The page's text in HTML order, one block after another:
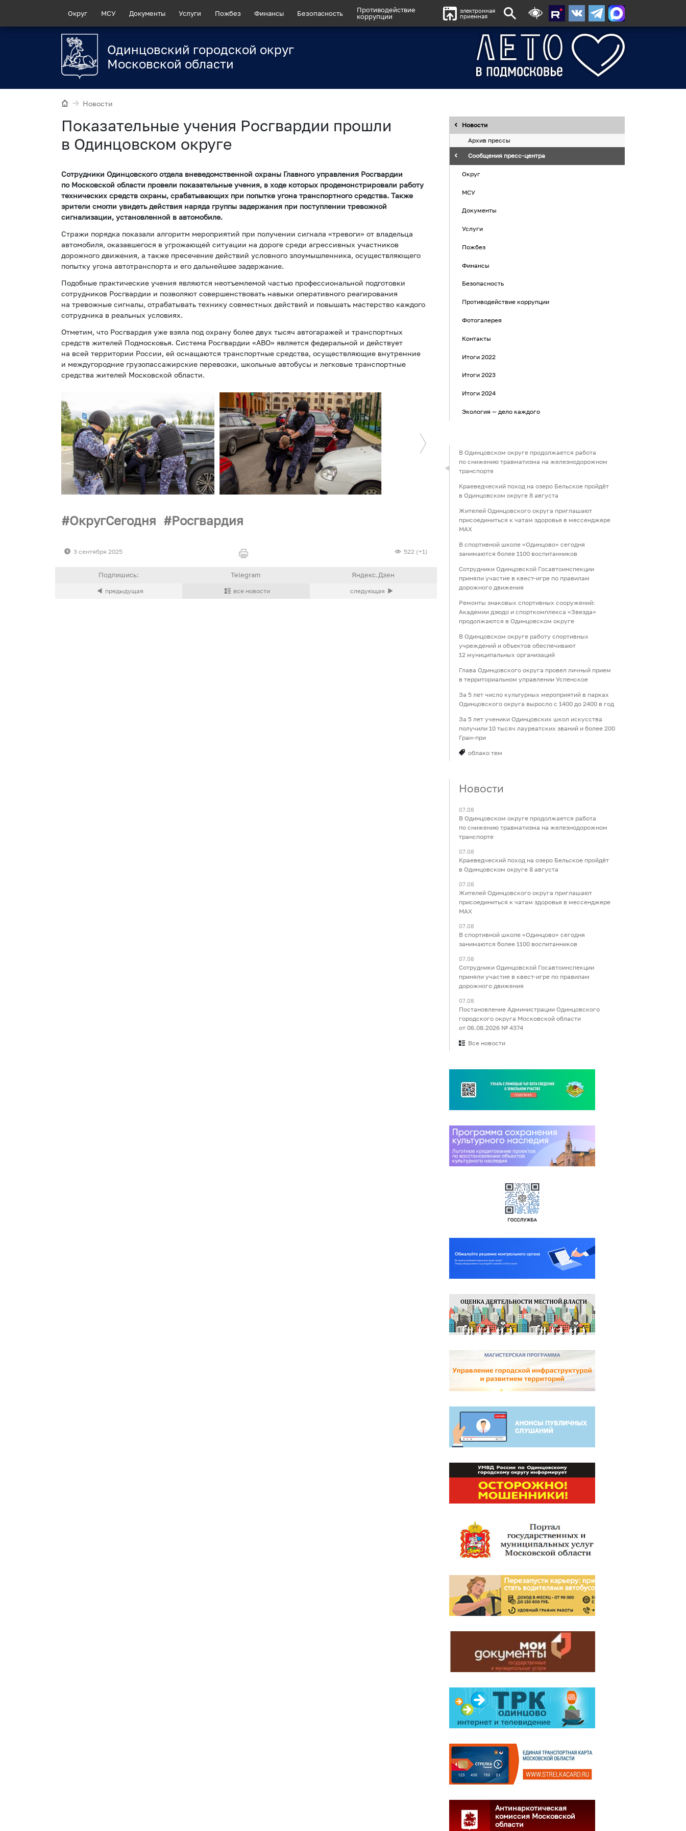
Округ МСУ Документы Услуги Пожбез Финансы Безопасность
Противодействие
коррупции
электронная
приемная
Одинцовский городской округ
Московской области
Новости
Показательные учения Росгвардии прошли
в Одинцовском округе
Сотрудники Одинцовского отдела вневедомственной охраны Главного управления Росгвардии
по Московской области провели показательные учения, в ходе которых продемонстрировали работу
технических средств охраны, срабатывающих при попытке угона транспортного средства. Также
зрители смогли увидеть действия наряда группы задержания при поступлении тревожной
сигнализации, установленной в автомобиле.
Стражи порядка показали алгоритм мероприятий при получении сигнала «тревоги» от владельца
автомобиля, оказавшегося в угрожающей ситуации на дороге среди агрессивных участников
дорожного движения, а также пресечение действий условного злоумышленника, осуществляющего
попытку угона автотранспорта и его дальнейшее задержание.
Подобные практические учения являются неотъемлемой частью профессиональной подготовки
сотрудников Росгвардии и позволяют совершенствовать навыки оперативного реагирования
на тревожные сигналы, отрабатывать технику совместных действий и повышать мастерство каждого
сотрудника в реальных условиях.
Отметим, что Росгвардия уже взяла под охрану более двух тысяч автогаражей и транспортных
средств жителей Подмосковья. Система Росгвардии «АВО» является федеральной и действует
на всей территории России, ей оснащаются транспортные средства, осуществляющие внутренние
и междугородние грузопассажирские перевозки, школьные автобусы и легковые транспортные
средства жителей Московской области.
ОкругСегодня Росгвардия
3 сентября 2025 522 (+1)
Новости
Архив прессы
Сообщения пресс-центра
Округ
МСУ
Документы
Услуги
Пожбез
Финансы
Безопасность
Противодействие коррупции
Фотогалерея
Контакты
Итоги 2022
Итоги 2023
Итоги 2024
Экология — дело каждого
В Одинцовском округе продолжается работа
по снижению травматизма на железнодорожном
транспорте
Краеведческий поход на озеро Бельское пройдёт
в Одинцовском округе 8 августа
Жителей Одинцовского округа приглашают
присоединиться к чатам здоровья в мессенджере
МАХ
В спортивной школе «Одинцово» сегодня
занимаются более 1100 воспитанников
Сотрудники Одинцовской Госавтоинспекции
приняли участие в квест-игре по правилам
дорожного движения
Ремонты знаковых спортивных сооружений:
Академии дзюдо и спорткомплекса «Звезда»
продолжаются в Одинцовском округе
В Одинцовском округе работу спортивных
учреждений и объектов обеспечивают
12 муниципальных организаций
Глава Одинцовского округа провел личный прием
в территориальном управлении Успенское
За 5 лет число культурных мероприятий в парках
Одинцовского округа выросло с 1400 до 2400 в год
За 5 лет ученики Одинцовских школ искусства
получили 10 тысяч лауреатских званий и более 200
Гран-при
облако тем
Новости
07.08
В Одинцовском округе продолжается работа
по снижению травматизма на железнодорожном
транспорте
07.08
Краеведческий поход на озеро Бельское пройдёт
в Одинцовском округе 8 августа
07.08
Жителей Одинцовского округа приглашают
присоединиться к чатам здоровья в мессенджере
МАХ
07.08
В спортивной школе «Одинцово» сегодня
занимаются более 1100 воспитанников
07.08
Сотрудники Одинцовской Госавтоинспекции
приняли участие в квест-игре по правилам
дорожного движения
07.08
Постановление Администрации Одинцовского
городского округа Московской области
от 06.08.2026 № 4374
Все новости
Антинаркотическая
комиссия Московской
области